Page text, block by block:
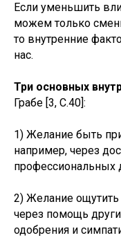
Если уменьшить
можем только
то внутренние
нас.
Три основных
Грабе [3, С.40]:
1) Желание быть
например, через
профессиональных
2) Желание ощутить
через помощь
одобрения и